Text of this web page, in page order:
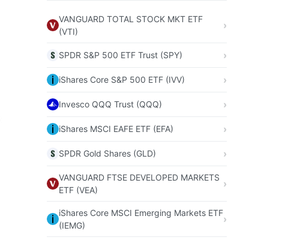
VANGUARD TOTAL STOCK MKT ETF
(VTI)
SPDR S&P 500 ETF Trust (SPY)
iShares Core S&P 500 ETF (IVV)
Invesco QQQ Trust (QQQ)
iShares MSCI EAFE ETF (EFA)
SPDR Gold Shares (GLD)
VANGUARD FTSE DEVELOPED MARKETS
ETF (VEA)
iShares Core MSCI Emerging Markets ETF
(IEMG)